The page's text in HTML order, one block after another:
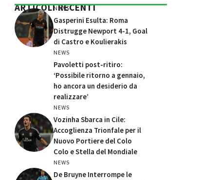
ARTICOLI RECENTI
NEWS
Gasperini Esulta: Roma
Distrugge Newport 4-1, Goal
di Castro e Koulierakis
NEWS
Pavoletti post-ritiro:
‘Possibile ritorno a gennaio,
ho ancora un desiderio da
realizzare’
NEWS
Vozinha Sbarca in Cile:
Accoglienza Trionfale per il
Nuovo Portiere del Colo
Colo e Stella del Mondiale
NEWS
De Bruyne Interrompe le